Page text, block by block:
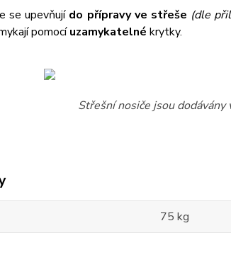
se upevňují do přípravy ve střeše (dle
pomocíuzamykatelné krytky.
Střešní nosiče jsou
75 kg